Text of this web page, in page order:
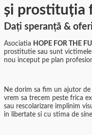
și prostituția
Dați speranță &
Asociatia HOPE FOR THE
prostitutie sau sunt
nou inceput pe plan
Ne dorim sa fim un ajutor
vrem sa trecem peste frica
sau rescolarizare implinim
in libertate si cu stima de